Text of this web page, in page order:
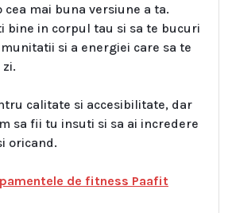
mai buna versiune a ta.
bine in corpul tau si sa te bucuri
si a energiei care sa te
calitate si accesibilitate, dar
sa fii tu insuti si sa ai incredere
oricand.
de fitness Paafit